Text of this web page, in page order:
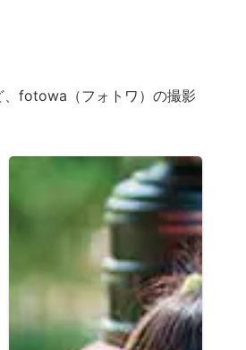
、fotowa（フォトワ）の撮影